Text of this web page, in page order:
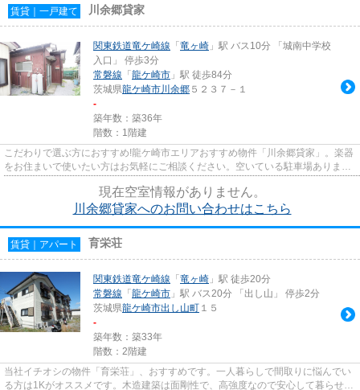
賃貸｜一戸建て 川余郷貸家
関東鉄道竜ケ崎線 「 竜ヶ崎 」駅 バス10分 「城南中学校
入口」 停歩3分
常磐線 「 龍ケ崎市 」駅 徒歩84分
茨城県龍ケ崎市川余郷 ５２３７－１
-
築年数：築36年
階数：1階建
こだわりで選ぶ方におすすめ!龍ケ崎市エリアおすすめ物件「川余郷貸家」。楽器
をお住まいで使いたい方はお気軽にご相談ください。空いている駐車場ありま
現在空室情報がありません。
川余郷貸家へのお問い合わせはこちら
賃貸｜アパート 育栄荘
関東鉄道竜ケ崎線 「 竜ヶ崎 」駅 徒歩20分
常磐線 「 龍ケ崎市 」駅 バス20分 「出し山」 停歩2分
茨城県龍ケ崎市出し山町 １５
-
築年数：築33年
階数：2階建
当社イチオシの物件「育栄荘」、おすすめです。一人暮らしで間取りに悩んでい
る方は1Kがオススメです。木造建築は面剛性で、高強度なので安心して暮らせま